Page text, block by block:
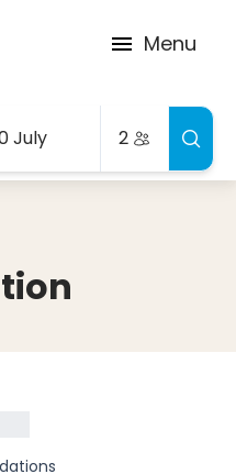
Menu
July 2